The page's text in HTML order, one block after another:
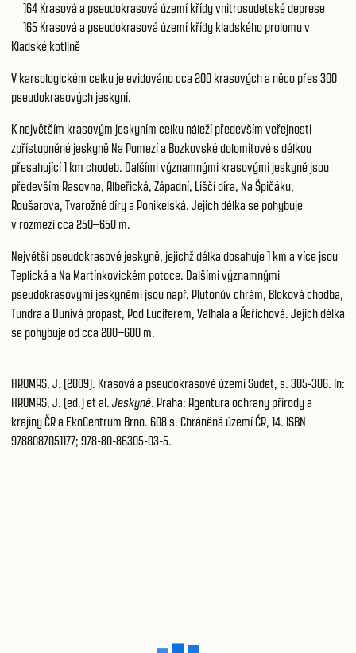
164 Krasová a pseudokrasová území křídy vnitrosudetské deprese
165 Krasová a pseudokrasová území křídy kladského prolomu v
Kladské kotlině
V karsologickém celku je evidováno cca 200 krasových a něco přes 300
pseudokrasových jeskyní.
K největším krasovým jeskyním celku náleží především veřejnosti
zpřístupněné jeskyně Na Pomezí a Bozkovské dolomitové s délkou
přesahující 1 km chodeb. Dalšími významnými krasovými jeskyně jsou
především Rasovna, Albeřická, Západní, Liščí díra, Na Špičáku,
Roušarova, Tvarožné díry a Ponikelská. Jejich délka se pohybuje
v rozmezí cca 250–650 m.
Největší pseudokrasové jeskyně, jejichž délka dosahuje 1 km a více jsou
Teplická a Na Martínkovickém potoce. Dalšími významnými
pseudokrasovými jeskyněmi jsou např. Plutonův chrám, Bloková chodba,
Tundra a Dunivá propast, Pod Luciferem, Valhala a Řeřichová. Jejich délka
se pohybuje od cca 200–600 m.
HROMAS, J. (2009). Krasová a pseudokrasové území Sudet, s. 305-306. In:
HROMAS, J. (ed.) et al.Jeskyně. Praha: Agentura ochrany přírody a
krajiny ČR a EkoCentrum Brno. 608 s. Chráněná území ČR, 14. ISBN
9788087051177; 978-80-86305-03-5.